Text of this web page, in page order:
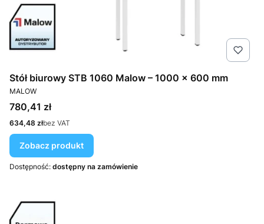
Stół biurowy STB 1060 Malow – 1000 × 600 mm
PRODUCENT
MALOW
Cena
780,41 zł
Cena
634,48 złbez VAT
Zobacz produkt
Dostępność: dostępny na zamówienie